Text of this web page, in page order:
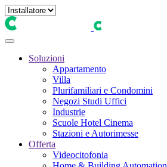
Soluzioni
Appartamento
Villa
Plurifamiliari e Condomini
Negozi Studi Uffici
Industrie
Scuole Hotel Cinema
Stazioni e Autorimesse
Offerta
Videocitofonia